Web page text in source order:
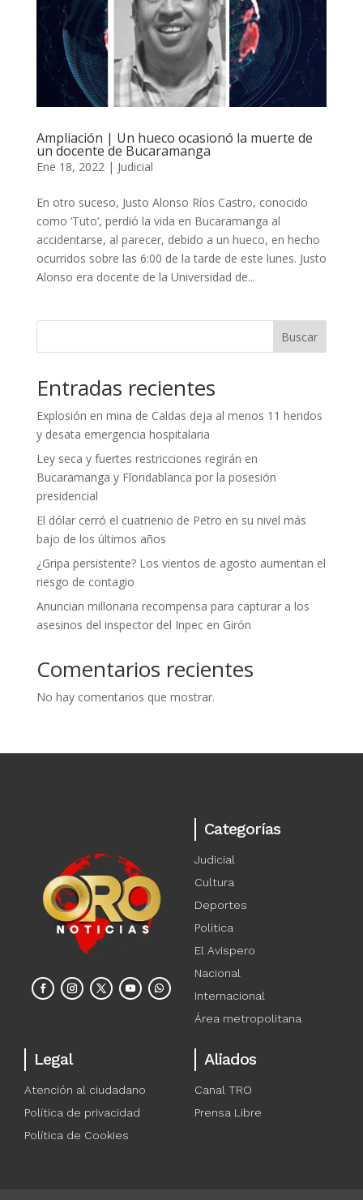
Ampliación | Un hueco ocasionó la muerte de
un docente de Bucaramanga
Ene 18, 2022 | Judicial
En otro suceso, Justo Alonso Ríos Castro, conocido
como ‘Tuto’, perdió la vida en Bucaramanga al
accidentarse, al parecer, debido a un hueco, en hecho
ocurridos sobre las 6:00 de la tarde de este lunes. Justo
Alonso era docente de la Universidad de...
Buscar
Entradas recientes
Explosión en mina de Caldas deja al menos 11 heridos
y desata emergencia hospitalaria
Ley seca y fuertes restricciones regirán en
Bucaramanga y Floridablanca por la posesión
presidencial
El dólar cerró el cuatrienio de Petro en su nivel más
bajo de los últimos años
¿Gripa persistente? Los vientos de agosto aumentan el
riesgo de contagio
Anuncian millonaria recompensa para capturar a los
asesinos del inspector del Inpec en Girón
Comentarios recientes
No hay comentarios que mostrar.
Categorías
Judicial
Cultura
Deportes
Política
El Avispero
Nacional
Internacional
Área metropolitana
Legal
Atención al ciudadano
Política de privacidad
Política de Cookies
Aliados
Canal TRO
Prensa Libre